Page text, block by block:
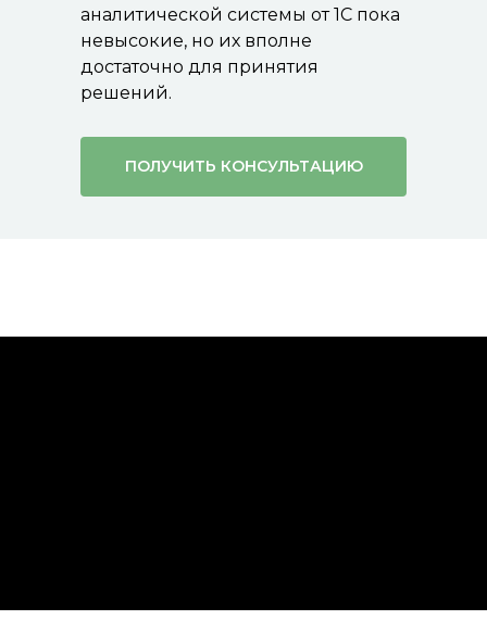
ПОЛУЧИТЬ КОНСУЛЬТАЦИЮ
аналитической системы от 1С пока
невысокие, но их вполне
достаточно для принятия
решений.